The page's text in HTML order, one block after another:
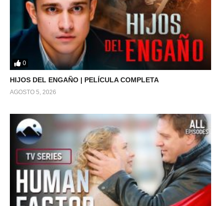
0
HIJOS DEL ENGAÑO | PELÍCULA COMPLETA
AGOSTO 5, 2026